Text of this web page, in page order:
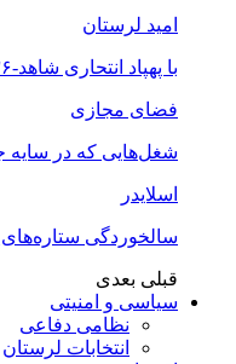
امید لرستان
با پهپاد انتحاری شاهد-۱۳۶ بیشتر آشنا شوید
فضای مجازی
شغل‌‌هایی که در سایه
اسلایدر
سالخوردگی ستاره‌های
قبلی بعدی
سیاسی و امنیتی
نظامی دفاعی
انتخابات لرستان